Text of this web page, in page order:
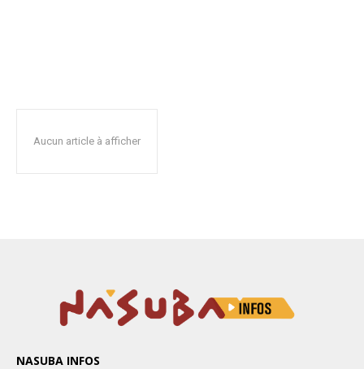
Aucun article à afficher
NASUBA INFOS